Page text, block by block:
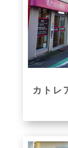
カトレ